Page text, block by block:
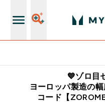
💙ゾロ目
ヨーロッパ製造の
コード【